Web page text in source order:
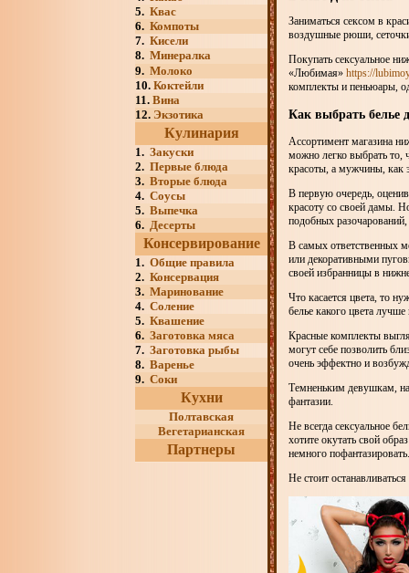
5. Квас
6. Компоты
7. Кисели
8. Минералка
9. Молоко
10. Коктейли
11. Вина
12. Экзотика
Кулинария
1. Закуски
2. Первые блюда
3. Вторые блюда
4. Соусы
5. Выпечка
6. Десерты
Консервирование
1. Общие правила
2. Консервация
3. Маринование
4. Соление
5. Квашение
6. Заготовка мяса
7. Заготовка рыбы
8. Варенье
9. Соки
Кухни
Полтавская
Вегетарианская
Партнеры
Заниматься сексом в
воздушные рюши,
Покупать сексуальное
«Любимая» https://
комплекты и пеньюары,
Как выбрать белье
Ассортимент магазина
можно легко выбрать
красоты, а мужчины, как
В первую очередь,
красоту со своей дамы.
подобных
В самых ответственных
или декоративными
своей избранницы в
Что касается цвета, то
белье какого цвета
Красные комплекты
могут себе позволить
очень эффектно и
Темненьким девушкам,
фантазии.
Не всегда сексуальное
хотите окутать свой
немного пофантазировать.
Не стоит